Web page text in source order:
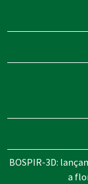
BOSPIR-3D:
a